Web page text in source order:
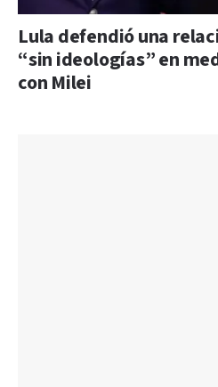
Lula defendió una
“sin ideologías” en
con Milei